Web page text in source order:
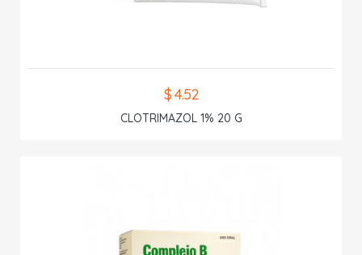
$ 4.52
CLOTRIMAZOL 1% 20 G